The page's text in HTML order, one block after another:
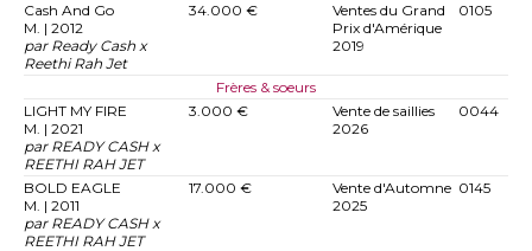
Cash And Go
M. | 2012
par Ready Cash x
Reethi Rah Jet
34.000 €
Ventes du Grand
Prix d'Amérique
2019
0105
Frères & soeurs
LIGHT MY FIRE
M. | 2021
par READY CASH x
REETHI RAH JET
3.000 €
Vente de saillies
2026
0044
BOLD EAGLE
M. | 2011
par READY CASH x
REETHI RAH JET
17.000 €
Vente d'Automne
2025
0145